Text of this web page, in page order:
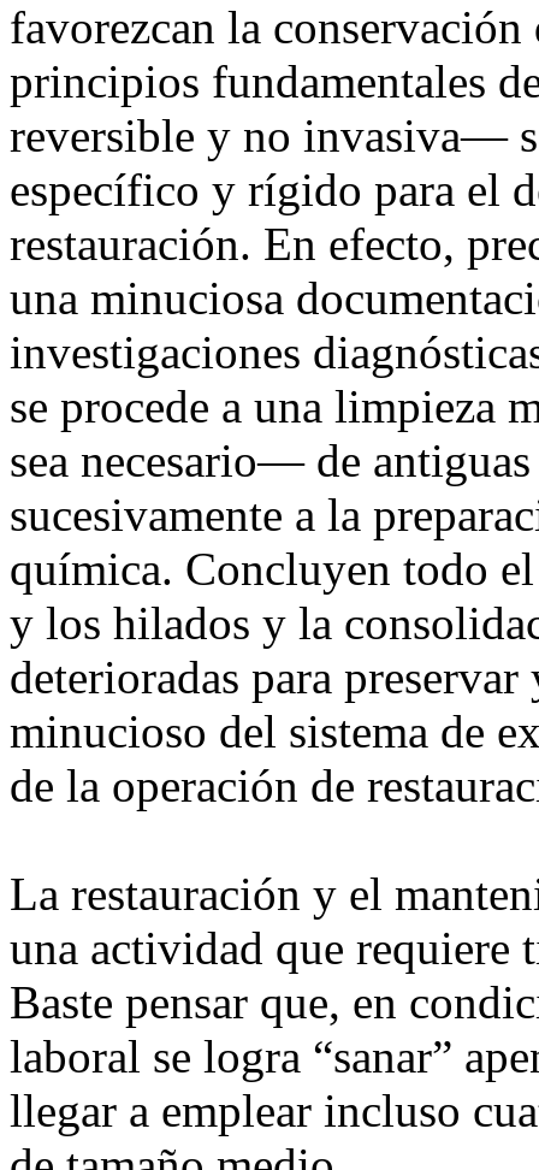
favorezcan la
principios fundamentales
reversible y no invasiva—
específico y rígido para el
restauración. En efecto,
una minuciosa
investigaciones
se procede a una limpieza
sea necesario— de
sucesivamente a la
química. Concluyen todo
y los hilados y la
deterioradas para
minucioso del sistema de
de la operación de
La restauración y el
una actividad que requiere
Baste pensar que, en
laboral se logra “sanar”
llegar a emplear incluso